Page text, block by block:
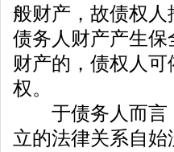
般财产，故债权
债务人财产产生
财产的，债权人
权。
于债务人而言，
立的法律关系自